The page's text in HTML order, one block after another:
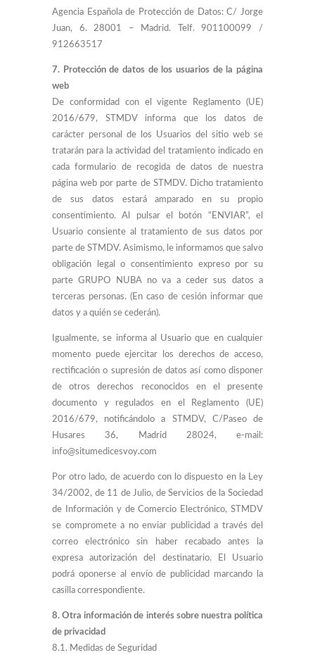
Agencia Española de Protección de Datos: C/ Jorge
Juan, 6. 28001 – Madrid. Telf. 901100099 /
912663517
7. Protección de datos de los usuarios de la página
web
De conformidad con el vigente Reglamento (UE)
2016/679, STMDV informa que los datos de
carácter personal de los Usuarios del sitio web se
tratarán para la actividad del tratamiento indicado en
cada formulario de recogida de datos de nuestra
página web por parte de STMDV. Dicho tratamiento
de sus datos estará amparado en su propio
consentimiento. Al pulsar el botón “ENVIAR”, el
Usuario consiente al tratamiento de sus datos por
parte de STMDV. Asimismo, le informamos que salvo
obligación legal o consentimiento expreso por su
parte GRUPO NUBA no va a ceder sus datos a
terceras personas. (En caso de cesión informar que
datos y a quién se cederán).
Igualmente, se informa al Usuario que en cualquier
momento puede ejercitar los derechos de acceso,
rectificación o supresión de datos así como disponer
de otros derechos reconocidos en el presente
documento y regulados en el Reglamento (UE)
2016/679, notificándolo a STMDV, C/Paseo de
Husares 36, Madrid 28024, e-mail:
info@situmedicesvoy.com
Por otro lado, de acuerdo con lo dispuesto en la Ley
34/2002, de 11 de Julio, de Servicios de la Sociedad
de Información y de Comercio Electrónico, STMDV
se compromete a no enviar publicidad a través del
correo electrónico sin haber recabado antes la
expresa autorización del destinatario. El Usuario
podrá oponerse al envío de publicidad marcando la
casilla correspondiente.
8. Otra información de interés sobre nuestra política
de privacidad
8.1. Medidas de Seguridad